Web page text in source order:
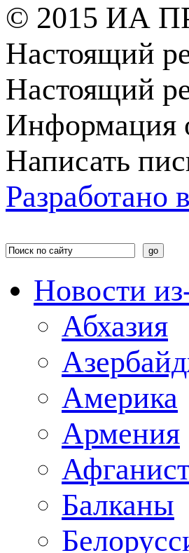
© 2015 ИА
Настоящий
Настоящий
Информация
Написать
Разработано в
Новости
Абхазия
Америка
Армения
Балканы